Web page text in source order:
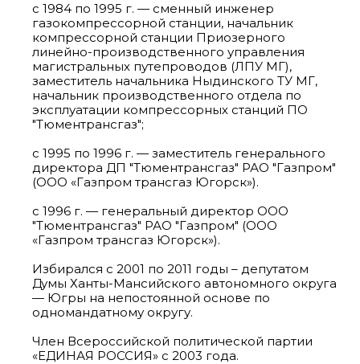
с 1984 по 1995 г. — сменный инженер
газокомпрессорной станции, начальник
компрессорной станции Приозерного
линейно-производственного управления
магистральных путепроводов (ЛПУ МГ),
заместитель начальника Ныдинского ТУ МГ,
начальник производственного отдела по
эксплуатации компрессорных станций ПО
"Тюментрансгаз";
с 1995 по 1996 г. — заместитель генерального
директора ДП "Тюментрансгаз" РАО "Газпром"
(ООО «Газпром трансгаз Югорск»).
с 1996 г. — генеральный директор ООО
"Тюментрансгаз" РАО "Газпром" (ООО
«Газпром трансгаз Югорск»).
Избирался с 2001 по 2011 годы – депутатом
Думы Ханты-Мансийского автономного округа
— Югры на непостоянной основе по
одномандатному округу.
Член Всероссийской политической партии
«ЕДИНАЯ РОССИЯ» с 2003 года.